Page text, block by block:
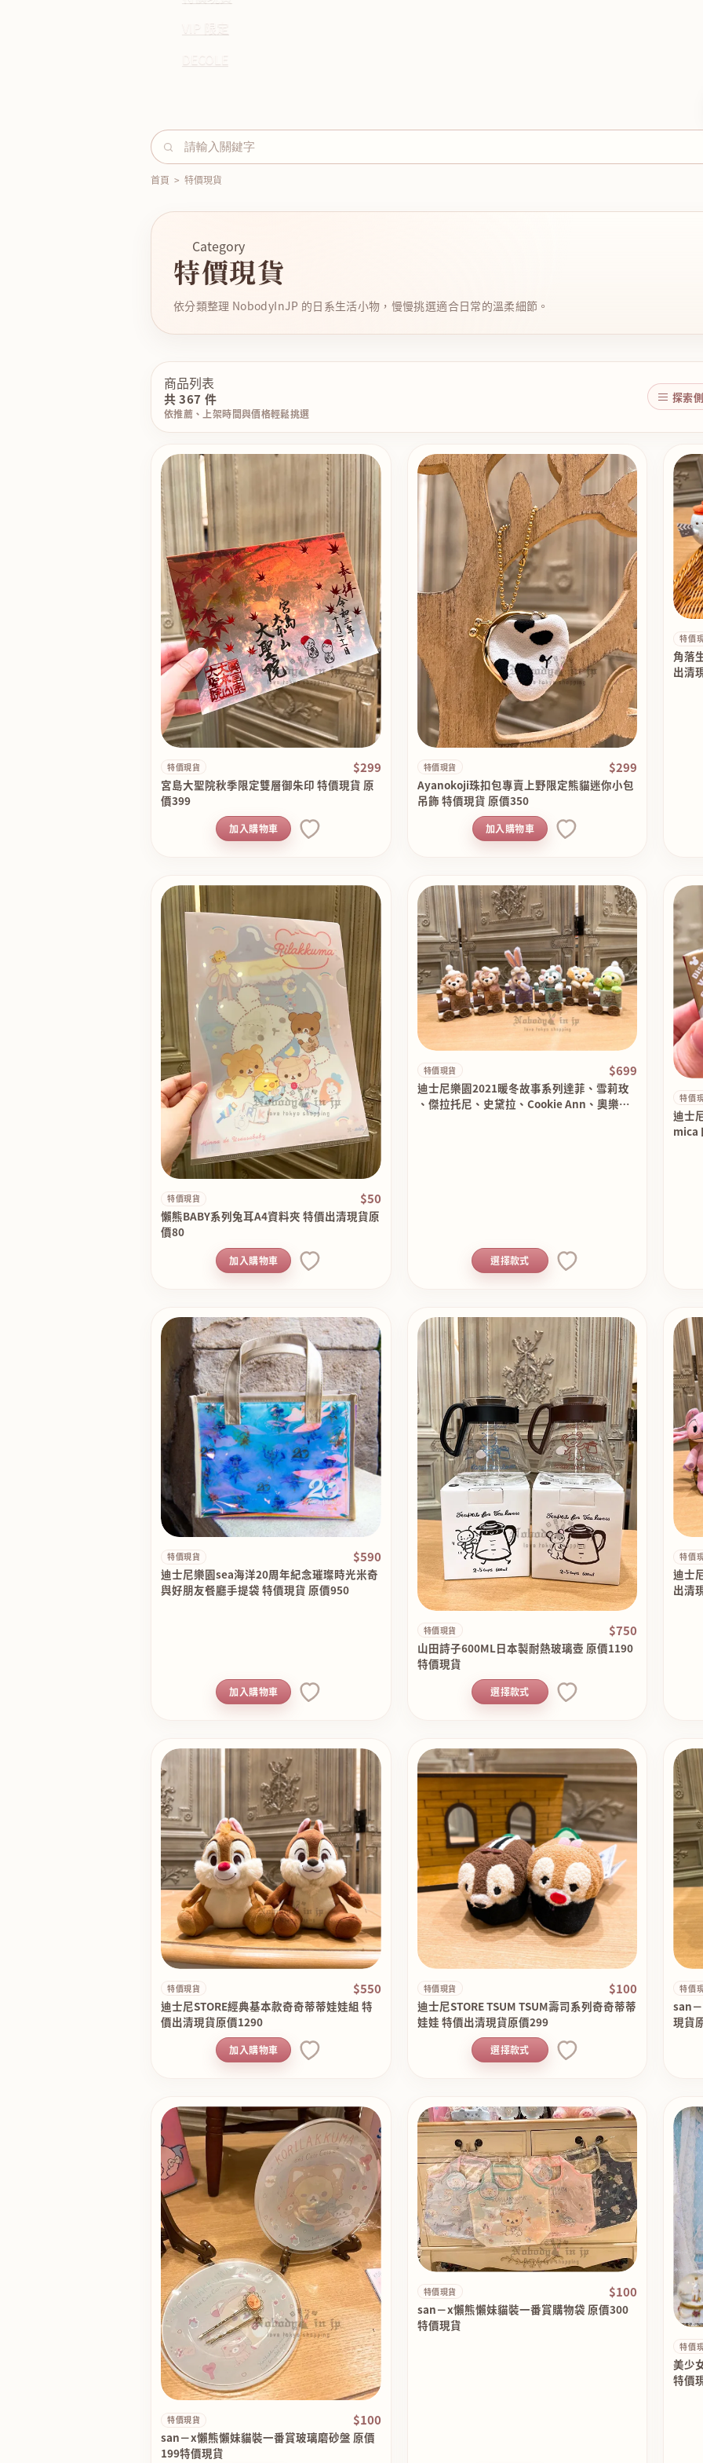
VIP 限定
首頁 > 特價現貨
Category
特價現貨
依分類整理 NobodyInJP 的日系生活小物，慢慢挑選適合日常的溫柔細節。
商品列表
共 367 件
依推薦、上架時間與價格輕鬆挑選
探索
特價現貨 $299
宮島大聖院秋季限定雙層御朱印 特價現貨 原
價399
加入購物車
特價現貨 $299
Ayanokoji珠扣包專賣上野限定熊貓迷你小包
吊飾 特價現貨 原價350
加入購物車
特價
角落
出清
特價現貨 $50
懶熊BABY系列兔耳A4資料夾 特價出清現貨原
價80
加入購物車
特價現貨 $699
迪士尼樂園2021暖冬故事系列達菲、雪莉玫
、傑拉托尼、史黛拉、Cookie Ann、奧樂米
選擇款式
特價
迪士
mica
特價現貨 $590
迪士尼樂園sea海洋20周年紀念璀璨時光米奇
與好朋友餐廳手提袋 特價現貨 原價950
加入購物車
特價現貨 $750
山田詩子600ML日本製耐熱玻璃壺 原價1190
特價現貨
選擇款式
特價
迪士
出清
特價現貨 $550
迪士尼STORE經典基本款奇奇蒂蒂娃娃組 特
價出清現貨原價1290
加入購物車
特價現貨 $100
迪士尼STORE TSUM TSUM壽司系列奇奇蒂蒂
娃娃 特價出清現貨原價299
選擇款式
特價
san
現貨
特價現貨 $100
san－x懶熊懶妹貓裝一番賞玻璃磨砂盤 原價
199特價現貨
特價現貨 $100
san－x懶熊懶妹貓裝一番賞購物袋 原價300
特價現貨
特價
美少
特價